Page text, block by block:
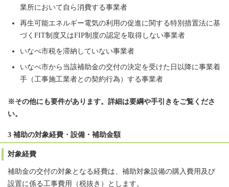
業所において自ら消費する事業者
再生可能エネルギー電気の利用の促進に関する特別措置法に基
づくFIT制度又はFIP制度の認定を取得しない事業者
いなべ市税を滞納していない事業者
いなべ市から当該補助金の交付の決定を受けた日以降に事業着
手（工事施工業者との契約行為）する事業者
※その他にも要件があります。詳細は要綱や手引きをご覧くださ
い。
3 補助の対象経費・設備・補助金額
対象経費
補助金の交付の対象となる経費は、補助対象設備の購入費用及び
設置に係る工事費用（税抜き）とします。